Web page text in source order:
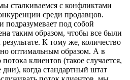
сталкиваемся с конфликтами
среди продавцов.
подразумевает под собой
таким образом, чтобы все были
К тому же, количество
оптимальным образом. А в
клиентов (такое случается,
когда стандартный штат